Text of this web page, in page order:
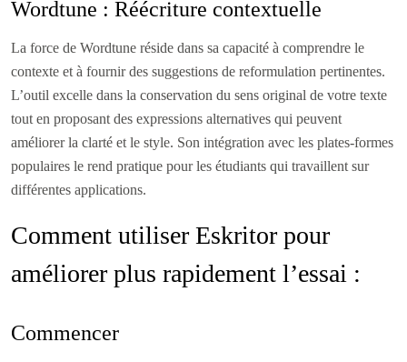
Wordtune : Réécriture contextuelle
La force de Wordtune réside dans sa capacité à comprendre le
contexte et à fournir des suggestions de reformulation pertinentes.
L’outil excelle dans la conservation du sens original de votre texte
tout en proposant des expressions alternatives qui peuvent
améliorer la clarté et le style. Son intégration avec les plates-formes
populaires le rend pratique pour les étudiants qui travaillent sur
différentes applications.
Comment utiliser Eskritor pour
améliorer plus rapidement l’essai :
Commencer